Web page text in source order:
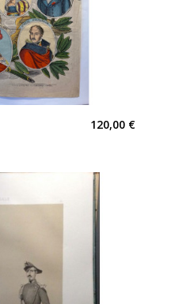
120,00 €